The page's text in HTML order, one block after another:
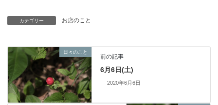
カテゴリー お店のこと
日々のこと
前の記事
6月6日(土)
2020年6月6日